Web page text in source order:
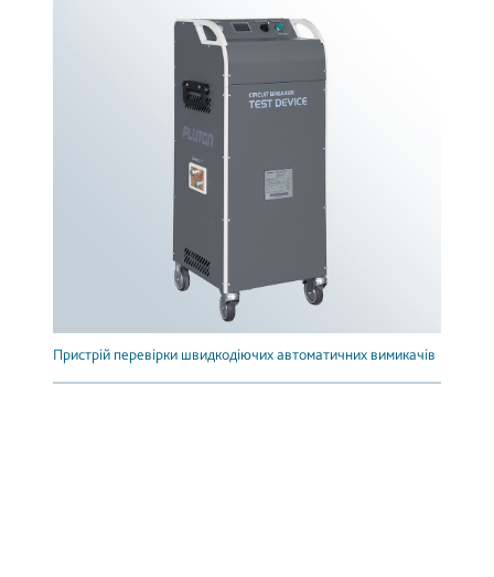
Пристрій перевірки швидкодіючих автоматичних вимикачів